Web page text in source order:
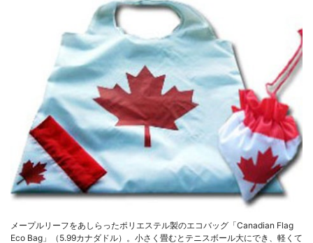
メープルリーフをあしらったポリエステル製のエコバッグ「Canadian Flag
Eco Bag」（5.99カナダドル）。小さく畳むとテニスボール大にでき、軽くて